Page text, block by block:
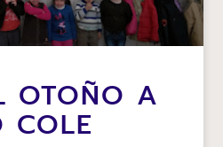
OTOÑO A
COLE